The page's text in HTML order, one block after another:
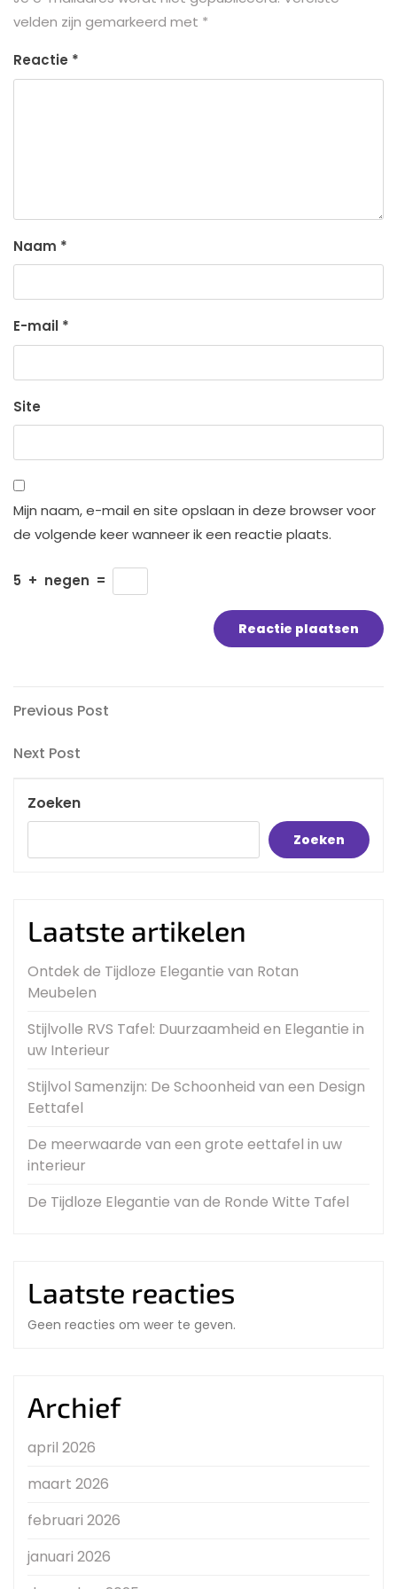
velden zijn gemarkeerd met *
Reactie *
Naam *
E-mail *
Site
Mijn naam, e-mail en site opslaan in deze browser voor
de volgende keer wanneer ik een reactie plaats.
5 + negen =
Bericht
navigatie
Previous
Previous Post
Next
Next Post
Zoeken
Zoeken
Laatste artikelen
Ontdek de Tijdloze Elegantie van Rotan
Meubelen
Stijlvolle RVS Tafel: Duurzaamheid en Elegantie in
uw Interieur
Stijlvol Samenzijn: De Schoonheid van een Design
Eettafel
De meerwaarde van een grote eettafel in uw
interieur
De Tijdloze Elegantie van de Ronde Witte Tafel
Laatste reacties
Geen reacties om weer te geven.
Archief
april 2026
maart 2026
februari 2026
januari 2026